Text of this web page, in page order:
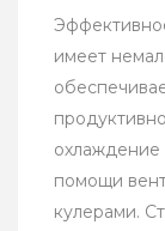
имеет
охлаждение
помощи
кулерами.